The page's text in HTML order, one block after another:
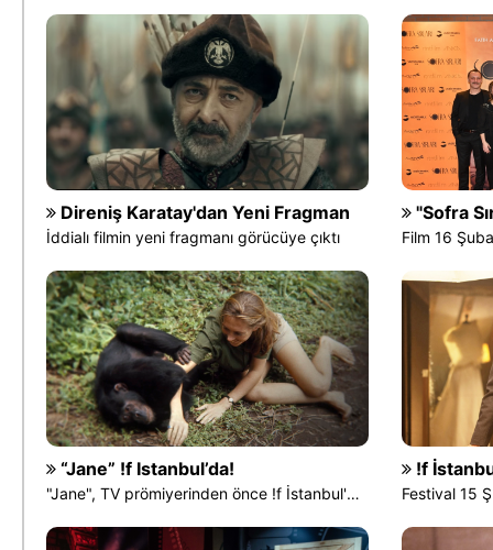
Direniş Karatay'dan Yeni Fragman
İddialı filmin yeni fragmanı görücüye çıktı
"Sofra
Film 16
“Jane” !f Istanbul’da!
"Jane", TV prömiyerinden önce !f İstanbul'da!
!f
Festival 15